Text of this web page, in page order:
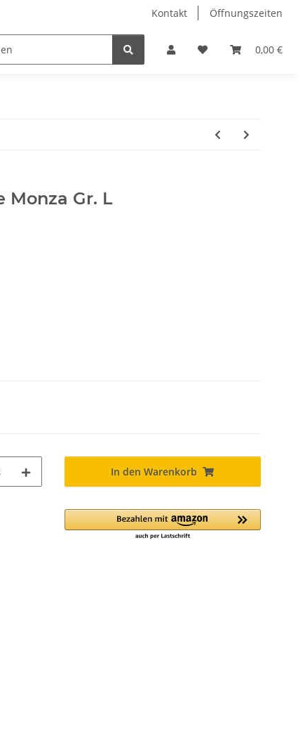
Kontakt Öffnungszeiten
0,00 €
Horse Dienstleistungen Geschenkartikel &
Gr. L
In den Warenkorb